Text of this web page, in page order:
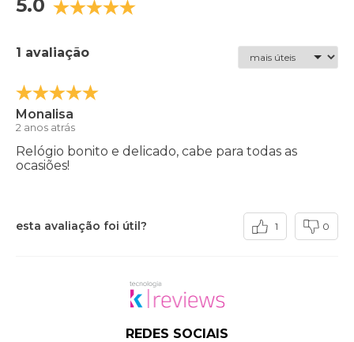
5.0
1 avaliação
Monalisa
2 anos atrás
Relógio bonito e delicado, cabe para todas as
ocasiões!
esta avaliação foi útil? 1 0
REDES SOCIAIS